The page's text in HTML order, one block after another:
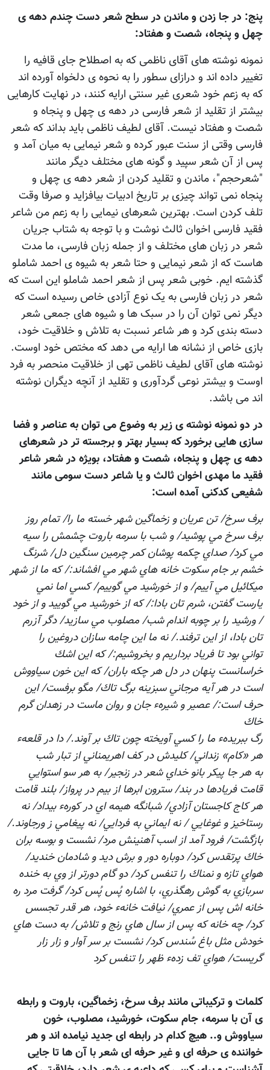
پنج: در جا زدن و ماندن در سطح شعر دست چندم دهه ی
چهل و پنجاه، شصت و هفتاد:
نمونه نوشته های آقای ناظمی که به اصطلاح جای قافيه را
تغيير داده اند و درازای سطور را به نحوه ی دلخواه آورده اند
که به زعم خود شعری غير سنتی ارايه کنند، در نهايت کارهایی
بيشتر از تقليد از شعر فارسی در دهه ی چهل و پنجاه و
شصت و هفتاد نيست. آقای لطيف ناظمی بايد بداند که شعر
فارسی وقتی از سنت عبور کرده و شعر نيمايی به ميان آمد و
پس از آن شعر سپید و گونه های مختلف ديگر مانند
"شعرحجم"، ماندن و تقليد کردن از شعر دهه ی چهل و
پنجاه نمی تواند چيزی بر تاريخ ادبيات بيافزايد و صرفا وقت
تلف کردن است. بهترين شعرهای نيمایی را به زعم من شاعر
فقيد فارسی اخوان ثالث نوشت و با توجه به شتاب جريان
شعر در زبان های مختلف و از جمله زبان فارسی، ما مدت
هاست که از شعر نیمایی و حتا شعر به شیوه ی احمد شاملو
گذشته ایم. خوبی شعر پس از شعر احمد شاملو این است که
شعر در زبان فارسی به يک نوع آزادی خاص رسیده است که
دیگر نمی توان آن را در سبک ها و شیوه های جمعی شعر
دسته بندی کرد و هر شاعر نسبت به تلاش و خلاقیت خود،
بازی خاص از نشانه ها ارايه می دهد که مختص خود اوست.
نوشته های آقای لطيف ناظمی تهی از خلاقیت منحصر به فرد
اوست و بیشتر نوعی گردآوری و تقلید از آنچه دیگران نوشته
اند می باشد.
در دو نمونه نوشته ی زير به وضوع می توان به عناصر و فضا
سازی هایی برخورد که بسیار بهتر و برجسته تر در شعرهای
دهه ی چهل و پنجاه، شصت و هفتاد، بويژه در شعر شاعر
فقید ما مهدی اخوان ثالث و يا شاعر دست سومی مانند
شفیعی کدکنی آمده است:
برف سرخ/ تن عريان و زخماگين شهر خسته ما را/ تمام روز
برف سرخ مي پوشيد/ و شب با سرمه باروت چشمش را سيه
مي كرد/ صداي چكمه پوشان كمر چرمين سنگين دل/ شرنگ
خشم بر جام سكوت خانه هاي شهر مي افشاند:/ كه ما از شهر
ميكائيل مي آييم/ و از خورشيد مي گوييم/ كسي اما نمي
يارست گفتن، شرم تان بادا:/ كه از خورشيد مي گوييد و از خود
/ ورشيد را بر چوبه اندام شب/ مصلوب مي سازيد/ دگر آزرم
تان بادا، از اين ترفند./ نه ما اين چامه سازان دروغين را
تواني بود تا فرياد برداريم و بخروشيم:/ كه اين اشك
خراسانست پنهان در دل هر چكه باران/ كه اين خون سياووش
است در هر آيه مرجاني سبزينه برگ تاك/ مگو برفست/ اين
حرف است:/ عصير و شيرهء جان و روان ماست در زهدان گرم
خاك
رگ ببريدهء ما را كسي آويخته چون تاك بر آوند./ دا در قلعهء
هر «كام» زنداني/ كليدش در كف اهريمناني از تبار شب
به هر جا پيكر بانو خداي شعر در زنجير/ به هر سو استوايي
قامت فريادها در بند/ سترون ابرها از بيم در پرواز/ بلند قامت
هر كاج كاجستان آزادي/ شبانگه هيمه اي در كورهء بيداد/ نه
رستاخيز و غوغايي / نه ايماني به فردايي/ نه پيغامي ز ورجاوند./
بازگشت/ فرود آمد از اسب آهنينش مرد/ نشست و بوسه بران
خاك پرتقدس كرد/ دوباره دور و برش ديد و شادمان خنديد/
هواي تازه و نمناك را تنفس كرد/ دو گام دورتر از وي به خنده
سربازي به گوش رهگذري، با اشاره پُس پُس كرد/ گرفت مرد ره
خانه اش پس از عمري/ نيافت خانهء خود، هر قدر تجسس
كرد/ چه خانه كه پس از سال هاي رنج و تلاش/ به دست هاي
خودش مثل باغ سُندس كرد/ نشست بر سر آوار و زار زار
گريست/ هواي تف زدهء ظهر را تنفس كرد
کلمات و ترکيباتی مانند برف سرخ، زخماگين، باروت و رابطه
ی آن با سرمه، جام سکوت، خورشید، مصلوب، خون
سیاووش و.. هيچ کدام در رابطه ای جديد نيامده اند و هر
خواننده ی حرفه ای و غير حرفه ای شعر با آن ها تا جایی